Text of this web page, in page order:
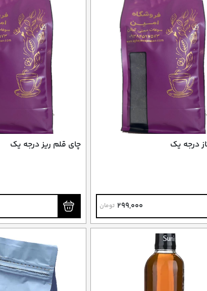
درجه یک
299,000 تومان
چای قلم ریز درجه‌ یک